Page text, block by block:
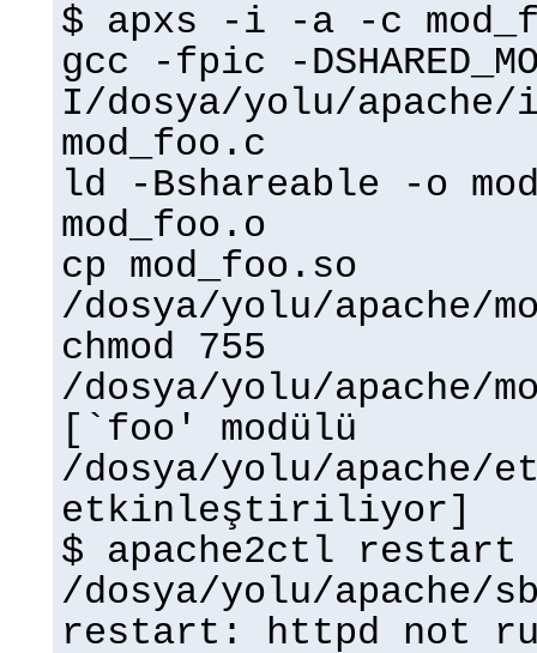
$ apxs -i -a -c
gcc -fpic -
I/dosya/yolu/
mod_foo.c
ld -Bshareable -o
mod_foo.o
cp mod_foo.so
/dosya/yolu/apache/
chmod 755
/dosya/yolu/apache/
[`foo' modülü
/dosya/yolu/apache/
etkinleştiriliyor]
$ apache2ctl restart
/dosya/yolu/apache/
restart: httpd not